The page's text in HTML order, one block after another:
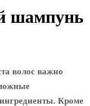
шампунь
волос важно
Кроме